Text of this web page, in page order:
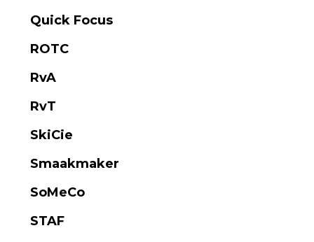
Quick Focus
ROTC
RvA
RvT
SkiCie
Smaakmaker
SoMeCo
STAF